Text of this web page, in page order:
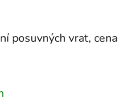
posuvných vrat, cena